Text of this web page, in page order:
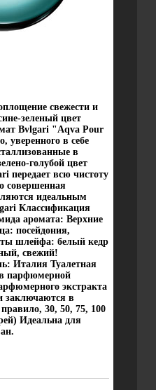
свежести и
зеленый цвет
Bvlgari "Aqva Pour
уверенного в себе
в
голубой цвет
передает всю чистоту
совершенная
идеальным
Классификация
аромата: Верхние
посейдония,
шлейфа: белый кедр
свежий!
Италия Туалетная
парфюмерной
экстракта
заключаются в
30, 50, 75, 100
Идеальна для